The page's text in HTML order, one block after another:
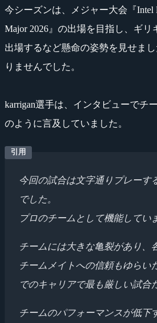
今シーズンは、メジャー大会『Intel
Major 2026』の出場を目指し、ギリ
出場するなど懸命の姿勢を見せま
りませんでした。
karrigan選手は、インタビューでチ
のように言及していました。
今回の試合は文字通りプレーす
でした。
プロのチームとして機能してい
チームには大きな亀裂があり、
チームメイトへの信頼もゆらい
でのキャリアで最も厳しい試合
チームのパフォーマンスが低下